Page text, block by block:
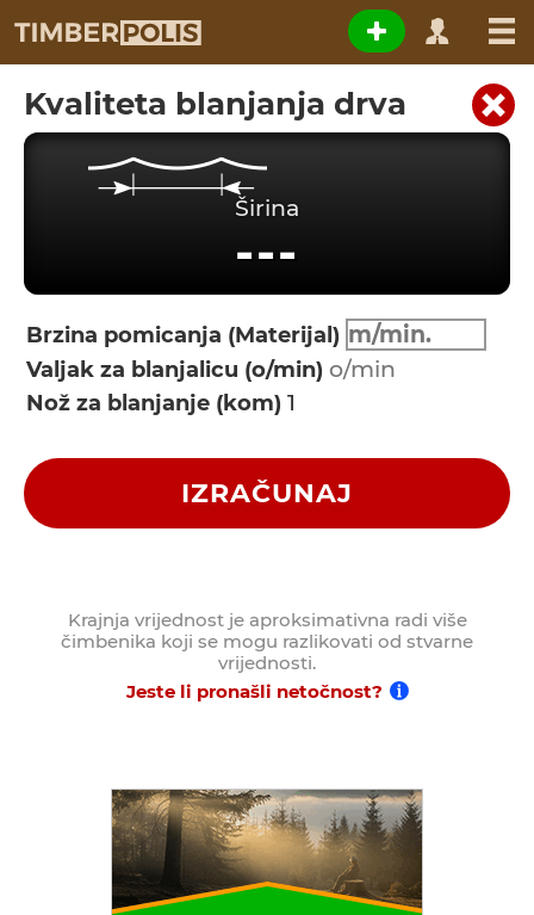
Kvaliteta blanjanja drva
Širina
---
Brzina pomicanja (Materijal)
Valjak za blanjalicu (o/min)
Nož za blanjanje (kom)
IZRAČUNAJ
Krajnja vrijednost je aproksimativna radi više
čimbenika koji se mogu razlikovati od stvarne
vrijednosti.
Jeste li pronašli netočnost?